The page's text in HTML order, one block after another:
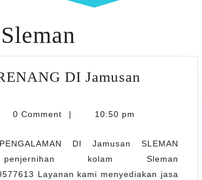
DI Jamusan
0 Comment | 10:50 pm
DI Jamusan SLEMAN
penjernihan kolam Sleman
Layanan kami menyediakan jasa